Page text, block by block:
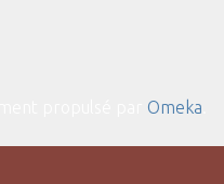
Omeka